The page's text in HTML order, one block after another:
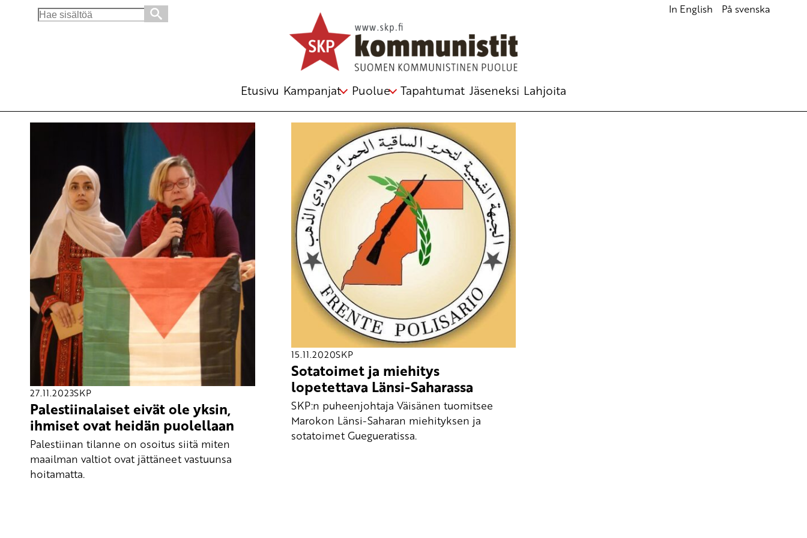
Search
In English På svenska
Etusivu Kampanjat Puolue Tapahtumat Jäseneksi Lahjoita
Avainsana
tulitauko
27.11.2023SKP
Palestiinalaiset eivät ole yksin,
ihmiset ovat heidän puolellaan
Palestiinan tilanne on osoitus siitä miten
maailman valtiot ovat jättäneet vastuunsa
hoitamatta.
15.11.2020SKP
Sotatoimet ja miehitys
lopetettava Länsi-Saharassa
SKP:n puheenjohtaja Väisänen tuomitsee
Marokon Länsi-Saharan miehityksen ja
sotatoimet Guegueratissa.